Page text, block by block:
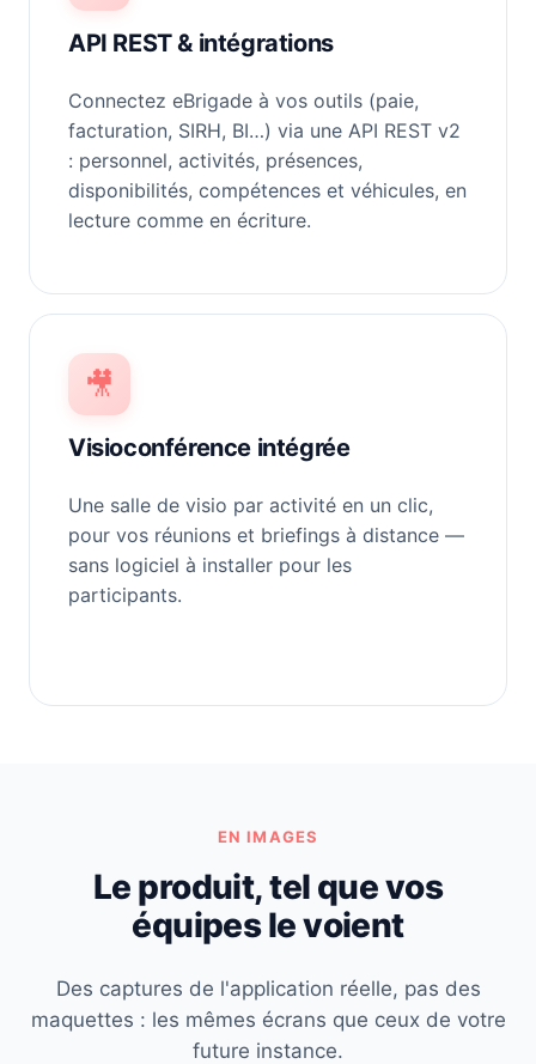
API REST & intégrations
Connectez eBrigade à vos outils (paie,
facturation, SIRH, BI…) via une API REST v2
: personnel, activités, présences,
disponibilités, compétences et véhicules, en
lecture comme en écriture.
🎥
Visioconférence intégrée
Une salle de visio par activité en un clic,
pour vos réunions et briefings à distance —
sans logiciel à installer pour les
participants.
EN IMAGES
Le produit, tel que vos
équipes le voient
Des captures de l'application réelle, pas des
maquettes : les mêmes écrans que ceux de votre
future instance.